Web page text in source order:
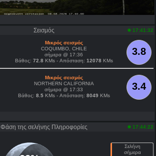
Σεισμός 17:41:32
3.8
Μικρός σεισμός
COQUIMBO, CHILE
σήμερα @ 17:36
Βάθος: 72.8 KMs - Απόσταση: 12078 KMs
3.4
Μικρός σεισμός
NORTHERN CALIFORNIA
σήμερα @ 17:33
Βάθος: 8.5KMs - Απόσταση: 8049 KMs
Φάση της σελήνης Πληροφορίες 17:44:22
Σελήνη
σήμερα